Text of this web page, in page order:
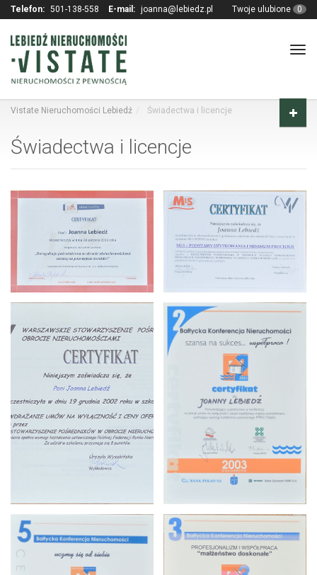
Telefon: 501-138-558 E-mail: joanna@lebiedz.pl Twoje ulubione 0
Vistate Nieruchomości Lebiedź Świadectwa i licencje
Świadectwa i licencje